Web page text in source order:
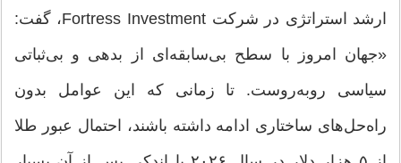
ارشد استراتژی در شرکت Fortress Investment، گفت:
«جهان امروز با سطح بی‌سابقه‌ای از بدهی و بی‌ثباتی
سیاسی روبه‌روست. تا زمانی که این عوامل بدون
راه‌حل‌های ساختاری ادامه داشته باشند، احتمال عبور طلا